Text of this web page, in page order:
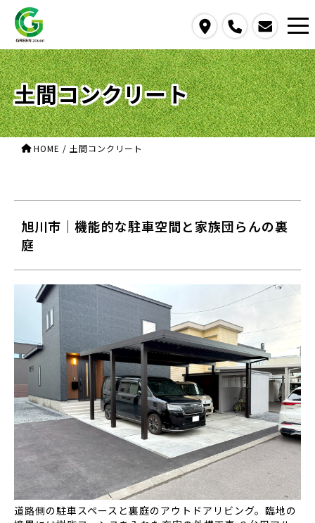
contact us
土間コンクリート
HOME / 土間コンクリート
旭川市｜機能的な駐車空間と家族団らんの裏
庭
道路側の駐車スペースと裏庭のアウトドアリビング。臨地の